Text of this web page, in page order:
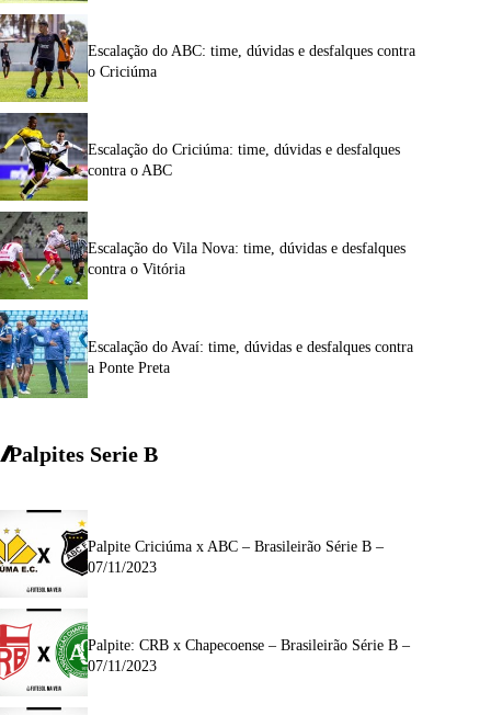
Escalação do ABC: time, dúvidas e desfalques contra
o Criciúma
Escalação do Criciúma: time, dúvidas e desfalques
contra o ABC
Escalação do Vila Nova: time, dúvidas e desfalques
contra o Vitória
Escalação do Avaí: time, dúvidas e desfalques contra
a Ponte Preta
Palpites Serie B
Palpite Criciúma x ABC – Brasileirão Série B –
07/11/2023
Palpite: CRB x Chapecoense – Brasileirão Série B –
07/11/2023